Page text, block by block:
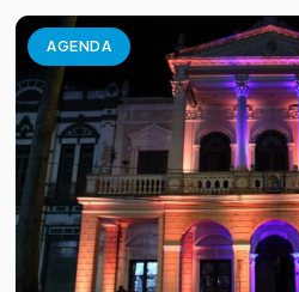
AGENDA